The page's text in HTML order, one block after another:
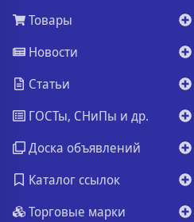
Товары
Новости
Статьи
ГОСТы, СНиПы и др.
Доска объявлений
Каталог ссылок
Торговые марки